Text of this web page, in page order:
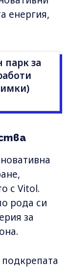
енергия,
парк за
с Vitol.
рода си
за